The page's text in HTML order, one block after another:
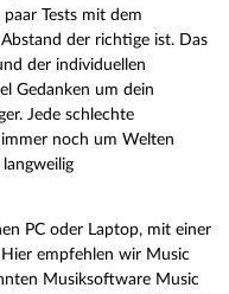
Tests mit dem
der richtige ist. Das
der individuellen
Gedanken um dein
Jede schlechte
noch um Welten
PC oder Laptop, mit einer
empfehlen wir Music
Musiksoftware Music